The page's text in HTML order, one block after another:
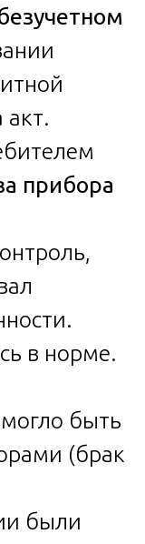
прибора
в норме.
быть
(брак
были